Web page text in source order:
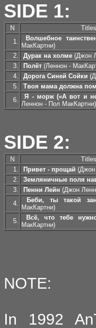
SIDE 1:
N
1.
Волшебное
МакКартни)
2.
Дурак на холме (Джон
3.
Полёт (Леннон -
4.
Дорога Синей Сойки
5.
Твоя мама должна
6.
Я - морж («А вот и
Леннон - Пол МакКартни)
SIDE 2:
N
1.
Привет - прощай (Джон
2.
Земляничные поля
3.
Пенни Лейн (Джон
4.
Беби, ты такой
МакКартни)
5.
Всё, что тебе
МакКартни)
NOTE:
In 1992